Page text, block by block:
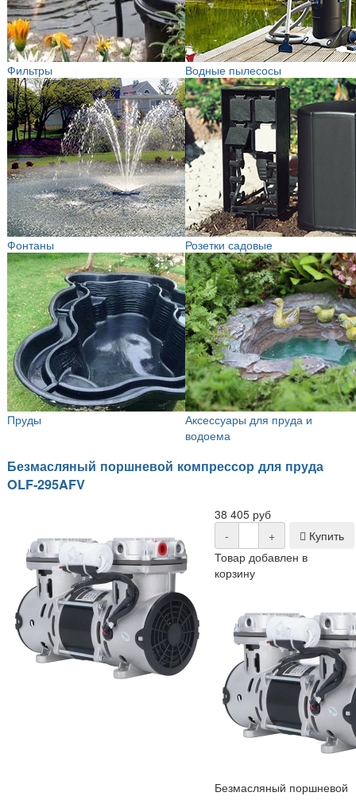
Фильтры Водные пылесосы
Фонтаны Розетки садовые
Пруды
Аксессуары для пруда и
водоема
Безмасляный поршневой компрессор для пруда
OLF-295AFV
38 405 руб
-
+
Купить
Товар добавлен в
корзину
Безмасляный поршневой